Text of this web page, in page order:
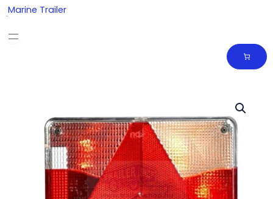
Skip
to
content
Marine Trailer